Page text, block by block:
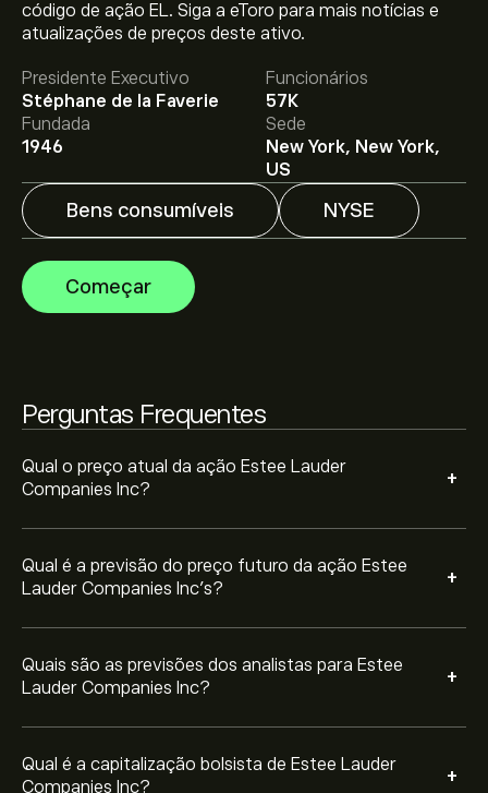
código de ação EL. Siga a eToro para mais notícias e
atualizações de preços deste ativo.
Presidente Executivo
Stéphane de la Faverie
Funcionários
57K
Fundada
1946
Sede
New York, New York,
US
Bens consumíveis NYSE
Começar
Perguntas Frequentes
Qual o preço atual da ação Estee Lauder
Companies Inc?
+
O preço atual da EL é 84.83‎$‎.
Qual é a previsão do preço futuro da ação Estee
Lauder Companies Inc’s?
+
O preço médio alvo para Estee Lauder Companies Inc é
84.83‎$‎.
na eToro para previsões detalhadas de
Quais são as previsões dos analistas para Estee
Lauder Companies Inc?
+
Os analistas oferecem previsões para Estee Lauder
Companies Inc com base em tendências de mercado,
relatórios financeiros e projeções de crescimento.
Descubra a previsão mais recente para os movimentos
futuros dos preços.
Qual é a capitalização bolsista de Estee Lauder
Companies Inc?
+
Com base nas recomendações de 5 analistas sobre EL
moderada.